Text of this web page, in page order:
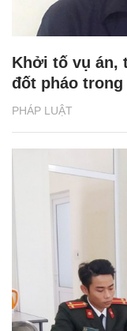
PHÁP LUẬT
Khởi tố vụ án,
đốt pháo